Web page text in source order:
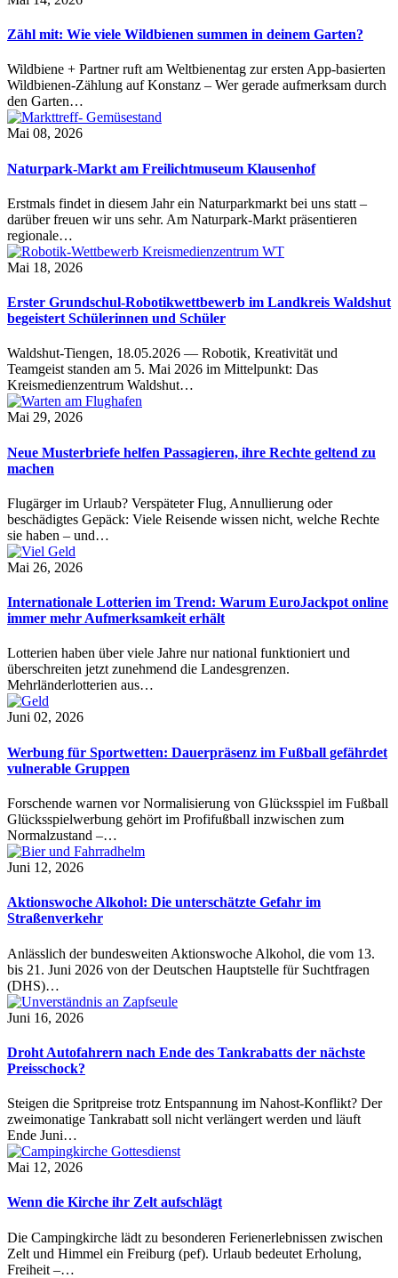
Zähl mit: Wie viele Wildbienen summen in deinem Garten?
Wildbiene + Partner ruft am Weltbienentag zur ersten App-basierten
Wildbienen-Zählung auf Konstanz – Wer gerade aufmerksam durch
den Garten…
Mai 08, 2026
Naturpark-Markt am Freilichtmuseum Klausenhof
Erstmals findet in diesem Jahr ein Naturparkmarkt bei uns statt –
darüber freuen wir uns sehr. Am Naturpark-Markt präsentieren
regionale…
Mai 18, 2026
Erster Grundschul-Robotikwettbewerb im Landkreis Waldshut
begeistert Schülerinnen und Schüler
Waldshut-Tiengen, 18.05.2026 — Robotik, Kreativität und
Teamgeist standen am 5. Mai 2026 im Mittelpunkt: Das
Kreismedienzentrum Waldshut…
Mai 29, 2026
Neue Musterbriefe helfen Passagieren, ihre Rechte geltend zu
machen
Flugärger im Urlaub? Verspäteter Flug, Annullierung oder
beschädigtes Gepäck: Viele Reisende wissen nicht, welche Rechte
sie haben – und…
Mai 26, 2026
Internationale Lotterien im Trend: Warum EuroJackpot online
immer mehr Aufmerksamkeit erhält
Lotterien haben über viele Jahre nur national funktioniert und
überschreiten jetzt zunehmend die Landesgrenzen.
Mehrländerlotterien aus…
Juni 02, 2026
Werbung für Sportwetten: Dauerpräsenz im Fußball gefährdet
vulnerable Gruppen
Forschende warnen vor Normalisierung von Glücksspiel im Fußball
Glücksspielwerbung gehört im Profifußball inzwischen zum
Normalzustand –…
Juni 12, 2026
Aktionswoche Alkohol: Die unterschätzte Gefahr im
Straßenverkehr
Anlässlich der bundesweiten Aktionswoche Alkohol, die vom 13.
bis 21. Juni 2026 von der Deutschen Hauptstelle für Suchtfragen
(DHS)…
Juni 16, 2026
Droht Autofahrern nach Ende des Tankrabatts der nächste
Preisschock?
Steigen die Spritpreise trotz Entspannung im Nahost-Konflikt? Der
zweimonatige Tankrabatt soll nicht verlängert werden und läuft
Ende Juni…
Mai 12, 2026
Wenn die Kirche ihr Zelt aufschlägt
Die Campingkirche lädt zu besonderen Ferienerlebnissen zwischen
Zelt und Himmel ein Freiburg (pef). Urlaub bedeutet Erholung,
Freiheit –…